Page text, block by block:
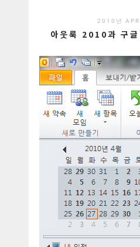
2010년
아웃룩 2010과 구글